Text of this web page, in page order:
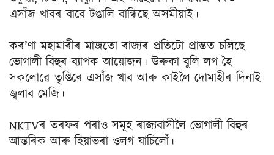
এসাঁজ খাবৰ বাবে টঙালি বান্ধিছে অসমীয়াই।
কৰ’ণা মহামাৰীৰ মাজতো ৰাজ্যৰ প্ৰতিটো প্ৰান্তত চলিছে
ভোগালী বিহুৰ ব্যাপক আয়োজন। উৰুকা বুলি লগ হৈ
সকলোৱে তৃপ্তিৰে এসাঁজ খাব আৰু কাইলৈ দোমাহীৰ দিনাই
জ্বলাব মেজি।
NKTVৰ তৰফৰ পৰাও সমূহ ৰাজ্যবাসীলৈ ভোগালী বিহুৰ
আন্তৰিক আৰু হিয়াভৰা ওলগ যাচিলোঁ।